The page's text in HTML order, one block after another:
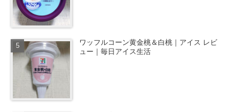
ワッフルコーン黄金桃＆白桃｜アイス レビ
ュー｜毎日アイス生活